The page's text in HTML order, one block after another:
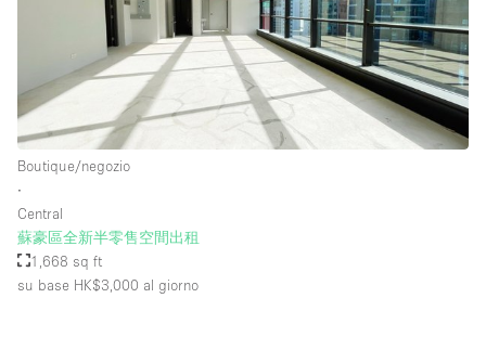
Boutique/negozio
∙
Central
蘇豪區全新半零售空間出租
1,668 sq ft
su base HK$3,000 al giorno